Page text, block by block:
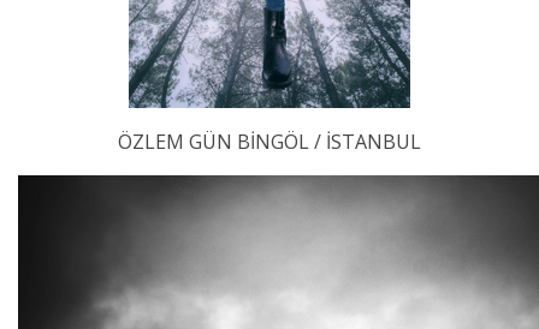
ÖZLEM GÜN BİNGÖL / İSTANBUL